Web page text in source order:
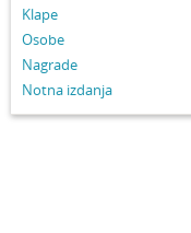
Klape
Osobe
Nagrade
Notna izdanja